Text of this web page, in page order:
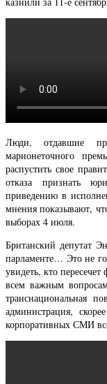
Люди, отдавшие
марионеточного
распустить свое
отказа признать
приведению в
мнения показывают,
выборах 4 июля.
Британский депутат
парламенте… Это не
увидеть, кто
всем важным
транснациональная
администрация,
корпоративных СМИ